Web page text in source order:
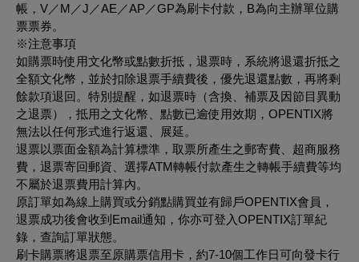
帳，V／M／J／AE／AP／GP為刷卡付款，B為向主辦單位購
票票券。
※注意事項
如購票時使用文化幣或點數折抵，退票時，系統將退還折抵之
全額文化幣，並於扣除退票手續費後，優先退還點數，再將剩
餘款項退回。特別提醒，如退票時（含換、補票及因節目異動
之退票），抵用之文化幣、點數已逾使用效期，OPENTIX將
無法以任何形式進行返還、展延。
退票以票面金額為計算標準，取票所產生之郵寄費、超商服務
費，退票寄回郵資、選擇ATM轉帳付款產生之轉帳手續費等均
不屬於退票費用計算內。
原訂單如為線上購買或分銷點購買並有歸戶OPENTIX會員，
退票成功後會收到Email通知，你亦可登入OPENTIX訂單紀
錄，查詢訂單狀態。
刷卡購票將退票至原購票信用卡，約7-10個工作日可向發卡行